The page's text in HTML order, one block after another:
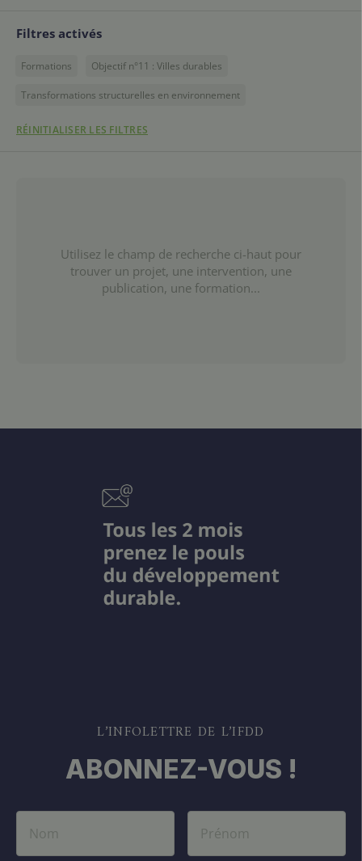
Filtres activés
Formations Objectif n°11 : Villes durables
Transformations structurelles en environnement
RÉINITIALISER LES FILTRES
Utilisez le champ de recherche ci-haut pour
trouver un projet, une intervention, une
publication, une formation...
L’INFOLETTRE DE L’IFDD
ABONNEZ-VOUS !